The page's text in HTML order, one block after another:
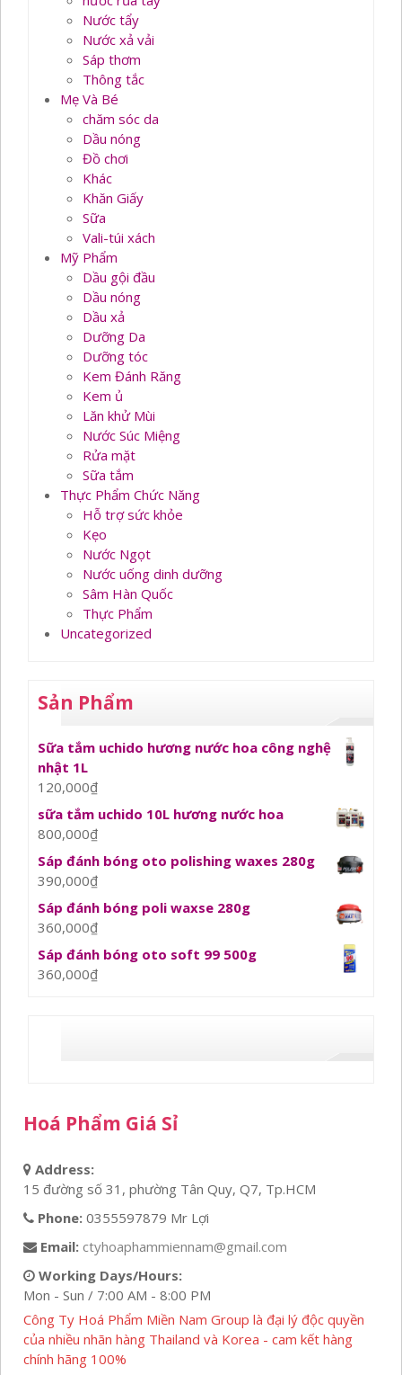
Nước tẩy
Nước xả vải
Sáp thơm
Thông tắc
Mẹ Và Bé
chăm sóc da
Dầu nóng
Đồ chơi
Khác
Khăn Giấy
Sữa
Vali-túi xách
Mỹ Phẩm
Dầu gội đầu
Dầu nóng
Dầu xả
Dưỡng Da
Dưỡng tóc
Kem Đánh Răng
Kem ủ
Lăn khử Mùi
Nước Súc Miệng
Rửa mặt
Sữa tắm
Thực Phẩm Chức Năng
Hỗ trợ sức khỏe
Kẹo
Nước Ngọt
Nước uống dinh dưỡng
Sâm Hàn Quốc
Thực Phẩm
Uncategorized
Sản Phẩm
Sữa tắm uchido hương nước hoa công nghệ
nhật 1L
120,000₫
sữa tắm uchido 10L hương nước hoa
800,000₫
Sáp đánh bóng oto polishing waxes 280g
390,000₫
Sáp đánh bóng poli waxse 280g
360,000₫
Sáp đánh bóng oto soft 99 500g
360,000₫
Hoá Phẩm Giá Sỉ
Address:
15 đường số 31, phường Tân Quy, Q7, Tp.HCM
Phone: 0355597879 Mr Lợi
Email: ctyhoaphammiennam@gmail.com
Working Days/Hours:
Mon - Sun / 7:00 AM - 8:00 PM
Công Ty Hoá Phẩm Miền Nam Group là đại lý độc quyền
của nhiều nhãn hàng Thailand và Korea - cam kết hàng
chính hãng 100%